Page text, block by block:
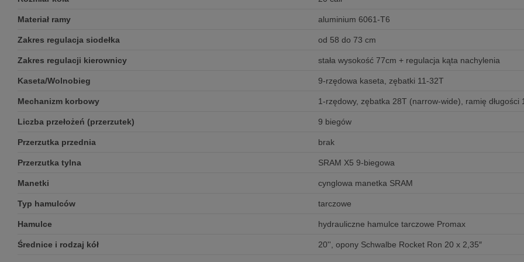
Materiał ramy aluminium 6061-T6
Zakres regulacja siodełka od 58 do 73 cm
Zakres regulacji kierownicy stała wysokość 77cm + regulacja kąta nachylenia
Kaseta/Wolnobieg 9-rzędowa kaseta, zębatki 11-32T
Mechanizm korbowy 1-rzędowy, zębatka 28T (narrow-wide), ramię długości
Liczba przełożeń (przerzutek) 9 biegów
Przerzutka przednia brak
Przerzutka tylna SRAM X5 9-biegowa
Manetki cynglowa manetka SRAM
Typ hamulców tarczowe
Hamulce hydrauliczne hamulce tarczowe Promax
Średnice i rodzaj kół 20'', opony Schwalbe Rocket Ron 20 x 2,35″